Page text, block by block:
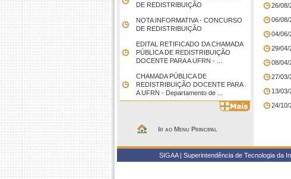
DE REDISTRIBUIÇÃO
NOTA INFORMATIVA - CONCURSO
DE REDISTRIBUIÇÃO
EDITAL RETIFICADO DA CHAMADA
PÚBLICA DE REDISTRIBUIÇÃO
DOCENTE PARA A UFRN - ...
CHAMADA PÚBLICA DE
REDISTRIBUIÇÃO DOCENTE PARA
A UFRN - Departamento de ...
Ir ao Menu Principal
26/08/
06/08/
04/06/
29/04/
08/04/
27/03/
13/03/
24/10/
SIGAA | Superintendência de Tecnologia da